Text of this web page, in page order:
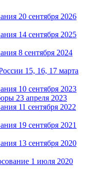
20 сентября 2026
14 сентября 2025
8 сентября 2024
15, 16, 17 марта
10 сентября 2023
23 апреля 2023
11 сентября 2022
19 сентября 2021
13 сентября 2020
1 июля 2020